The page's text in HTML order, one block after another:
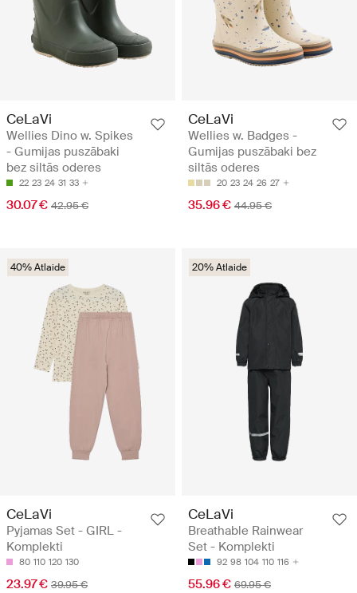
CeLaVi
Wellies Dino w. Spikes
- Gumijas puszābaki
bez siltās oderes
22 23 24 31 33
30.07 € 42.95 €
CeLaVi
Wellies w. Badges -
Gumijas puszābaki bez
siltās oderes
20 23 24 26 27
35.96 € 44.95 €
40% Atlaide
CeLaVi
Pyjamas Set - GIRL -
Komplekti
80 110 120 130
23.97 € 39.95 €
20% Atlaide
CeLaVi
Breathable Rainwear
Set - Komplekti
92 98 104 110 116
55.96 € 69.95 €